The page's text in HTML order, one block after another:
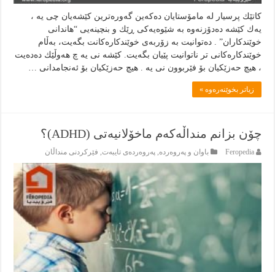
كاتێك پرسيار له‌ مامۆستايان ده‌كه‌ين گه‌وره‌ترين كێشه‌يان چى يه‌ ،
يه‌ك كێشه‌ ده‌دۆزنه‌وه‌ به‌ شێوه‌يه‌كى ڕێك و بنچينه‌يى “هاندانى
خوێندكاران” . ده‌توانيت به‌ زۆربه‌ى خوێندكاره‌كانت بگه‌يت، به‌ڵام
خوێندكاره‌كانى تر ناتوانيت پێيان بگه‌يت. كێشه‌ نى يه‌ چ هه‌وڵێك ده‌ده‌يت
، هيچ حه‌زێكيان بۆ فێربوون نى يه‌ . هيچ حه‌زێكيان بۆ ئه‌نجامدانى …
زياتر بخوێنەرەوە »
چۆن بزانم منداڵەکەم ماخۆلانیەتی (ADHD)؟
Feropedia باوان و پەروەردە,پەروەردەی تایبەت, فێركردنى منداڵان